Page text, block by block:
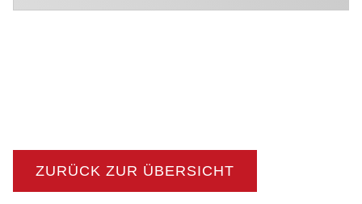
ZURÜCK ZUR ÜBERSICHT